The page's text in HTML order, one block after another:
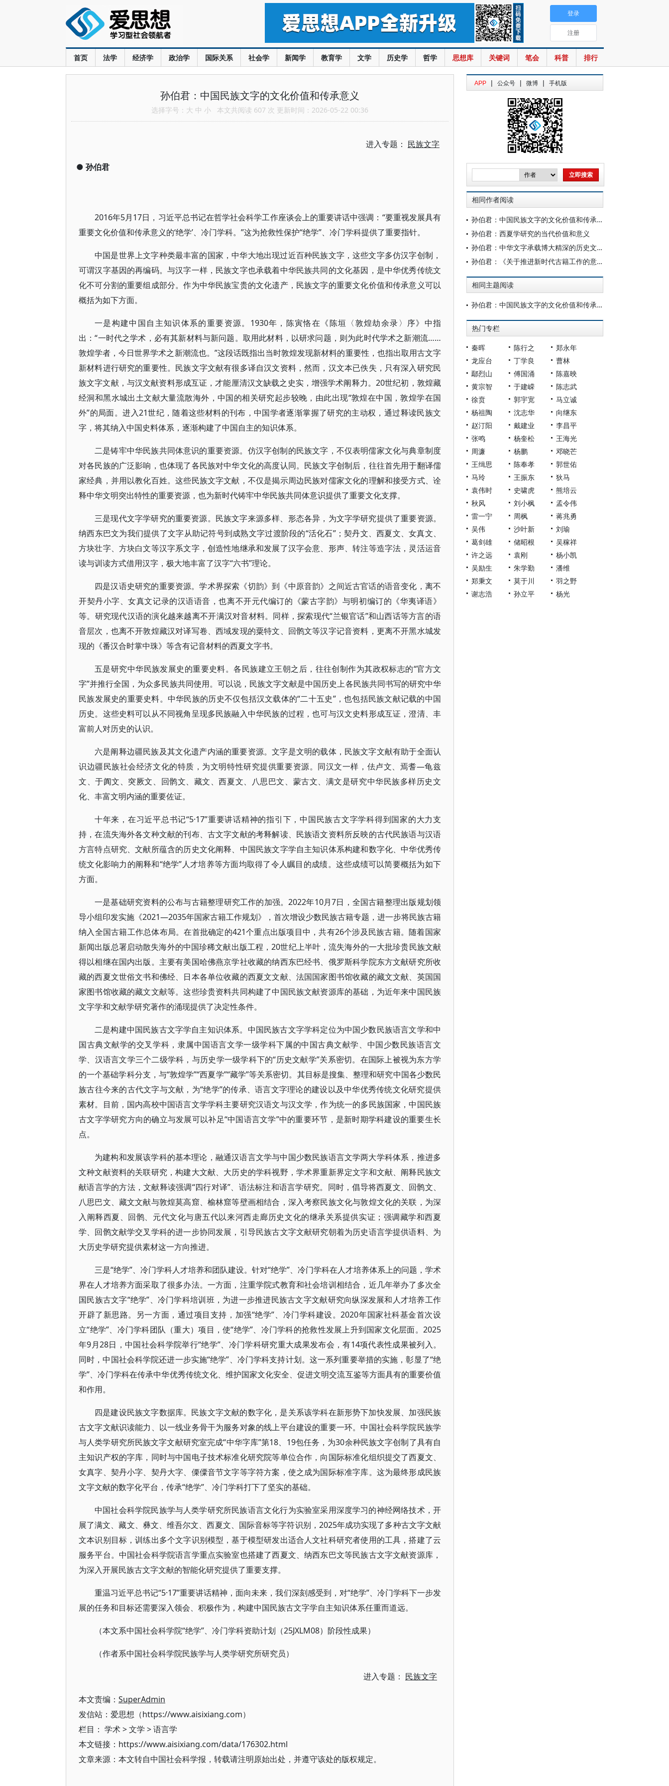
首页 法学 经济学 政治学 国际关系 社会学 新闻学 教育学 文学 历史学 哲学 思想库 关键词 笔会 科普 排行
登录
注册
孙伯君：中国民族文字的文化价值和传承意义
选择字号： 大 中 小 本文共阅读 607 次 更新时间：2026-05-22 00:36
进入专题： 民族文字
● 孙伯君
2016年5月17日，习近平总书记在哲学社会科学工作座谈会上的重要讲话中强调：“要重视发展具有
重要文化价值和传承意义的‘绝学’、冷门学科。”这为抢救性保护“绝学”、冷门学科提供了重要指针。
中国是世界上文字种类最丰富的国家，中华大地出现过近百种民族文字，这些文字多仿汉字创制，
可谓汉字基因的再编码。与汉字一样，民族文字也承载着中华民族共同的文化基因，是中华优秀传统文
化不可分割的重要组成部分。作为中华民族宝贵的文化遗产，民族文字的重要文化价值和传承意义可以
概括为如下方面。
一是构建中国自主知识体系的重要资源。1930年，陈寅恪在《陈垣〈敦煌劫余录〉序》中指
出：“一时代之学术，必有其新材料与新问题。取用此材料，以研求问题，则为此时代学术之新潮流……
敦煌学者，今日世界学术之新潮流也。”这段话既指出当时敦煌发现新材料的重要性，也指出取用古文字
新材料进行研究的重要性。民族文字文献有很多译自汉文资料，然而，汉文本已佚失，只有深入研究民
族文字文献，与汉文献资料形成互证，才能厘清汉文缺载之史实，增强学术阐释力。20世纪初，敦煌藏
经洞和黑水城出土文献大量流散海外，中国的相关研究起步较晚，由此出现“敦煌在中国，敦煌学在国
外”的局面。进入21世纪，随着这些材料的刊布，中国学者逐渐掌握了研究的主动权，通过释读民族文
字，将其纳入中国史料体系，逐渐构建了中国自主的知识体系。
二是铸牢中华民族共同体意识的重要资源。仿汉字创制的民族文字，不仅表明儒家文化与典章制度
对各民族的广泛影响，也体现了各民族对中华文化的高度认同。民族文字创制后，往往首先用于翻译儒
家经典，并用以教化百姓。这些民族文字文献，不仅是揭示周边民族对儒家文化的理解和接受方式、诠
释中华文明突出特性的重要资源，也为新时代铸牢中华民族共同体意识提供了重要文化支撑。
三是现代文字学研究的重要资源。民族文字来源多样、形态各异，为文字学研究提供了重要资源。
纳西东巴文为我们提供了文字从助记符号到成熟文字过渡阶段的“活化石”；契丹文、西夏文、女真文、
方块壮字、方块白文等汉字系文字，创造性地继承和发展了汉字会意、形声、转注等造字法，灵活运音
读与训读方式借用汉字，极大地丰富了汉字“六书”理论。
四是汉语史研究的重要资源。学术界探索《切韵》到《中原音韵》之间近古官话的语音变化，离不
开契丹小字、女真文记录的汉语语音，也离不开元代编订的《蒙古字韵》与明初编订的《华夷译语》
等。研究现代汉语的演化越来越离不开满汉对音材料。同样，探索现代“兰银官话”和山西话等方言的语
音层次，也离不开敦煌藏汉对译写卷、西域发现的粟特文、回鹘文等汉字记音资料，更离不开黑水城发
现的《番汉合时掌中珠》等含有记音材料的西夏文字书。
五是研究中华民族发展史的重要史料。各民族建立王朝之后，往往创制作为其政权标志的“官方文
字”并推行全国，为众多民族共同使用。可以说，民族文字文献是中国历史上各民族共同书写的研究中华
民族发展史的重要史料。中华民族的历史不仅包括汉文载体的“二十五史”，也包括民族文献记载的中国
历史。这些史料可以从不同视角呈现多民族融入中华民族的过程，也可与汉文史料形成互证，澄清、丰
富前人对历史的认识。
六是阐释边疆民族及其文化遗产内涵的重要资源。文字是文明的载体，民族文字文献有助于全面认
识边疆民族社会经济文化的特质，为文明特性研究提供重要资源。同汉文一样，佉卢文、焉耆—龟兹
文、于阗文、突厥文、回鹘文、藏文、西夏文、八思巴文、蒙古文、满文是研究中华民族多样历史文
化、丰富文明内涵的重要佐证。
十年来，在习近平总书记“5·17”重要讲话精神的指引下，中国民族古文字学科得到国家的大力支
持，在流失海外各文种文献的刊布、古文字文献的考释解读、民族语文资料所反映的古代民族语与汉语
方言特点研究、文献所蕴含的历史文化阐释、中国民族文字学自主知识体系构建和数字化、中华优秀传
统文化影响力的阐释和“绝学”人才培养等方面均取得了令人瞩目的成绩。这些成绩可以简要概括为如下
方面。
一是基础研究资料的公布与古籍整理研究工作的加强。2022年10月7日，全国古籍整理出版规划领
导小组印发实施《2021—2035年国家古籍工作规划》，首次增设少数民族古籍专题，进一步将民族古籍
纳入全国古籍工作总体布局。在首批确定的421个重点出版项目中，共有26个涉及民族古籍。随着国家
新闻出版总署启动散失海外的中国珍稀文献出版工程，20世纪上半叶，流失海外的一大批珍贵民族文献
得以相继在国内出版。主要有美国哈佛燕京学社收藏的纳西东巴经书、俄罗斯科学院东方文献研究所收
藏的西夏文世俗文书和佛经、日本各单位收藏的西夏文文献、法国国家图书馆收藏的藏文文献、英国国
家图书馆收藏的藏文文献等。这些珍贵资料共同构建了中国民族文献资源库的基础，为近年来中国民族
文字学和文献学研究著作的涌现提供了决定性条件。
二是构建中国民族古文字学自主知识体系。中国民族古文字学科定位为中国少数民族语言文学和中
国古典文献学的交叉学科，隶属中国语言文学一级学科下属的中国古典文献学、中国少数民族语言文
学、汉语言文学三个二级学科，与历史学一级学科下的“历史文献学”关系密切。在国际上被视为东方学
的一个基础学科分支，与“敦煌学”“西夏学”“藏学”等关系密切。其目标是搜集、整理和研究中国各少数民
族古往今来的古代文字与文献，为“绝学”的传承、语言文字理论的建设以及中华优秀传统文化研究提供
素材。目前，国内高校中国语言文学学科主要研究汉语文与汉文学，作为统一的多民族国家，中国民族
古文字学研究方向的确立与发展可以补足“中国语言文学”中的重要环节，是新时期学科建设的重要生长
点。
为建构和发展该学科的基本理论，融通汉语言文学与中国少数民族语言文学两大学科体系，推进多
文种文献资料的关联研究，构建大文献、大历史的学科视野，学术界重新界定文字和文献、阐释民族文
献语言学的方法，文献释读强调“四行对译”、语法标注和语言学研究。同时，倡导将西夏文、回鹘文、
八思巴文、藏文文献与敦煌莫高窟、榆林窟等壁画相结合，深入考察民族文化与敦煌文化的关联，为深
入阐释西夏、回鹘、元代文化与唐五代以来河西走廊历史文化的继承关系提供实证；强调藏学和西夏
学、回鹘文献学交叉学科的进一步协同发展，引导民族古文字文献研究朝着为历史语言学提供语料、为
大历史学研究提供素材这一方向推进。
三是“绝学”、冷门学科人才培养和团队建设。针对“绝学”、冷门学科在人才培养体系上的问题，学术
界在人才培养方面采取了很多办法。一方面，注重学院式教育和社会培训相结合，近几年举办了多次全
国民族古文字“绝学”、冷门学科培训班，为进一步推进民族古文字文献研究向纵深发展和人才培养工作
开辟了新思路。另一方面，通过项目支持，加强“绝学”、冷门学科建设。2020年国家社科基金首次设
立“绝学”、冷门学科团队（重大）项目，使“绝学”、冷门学科的抢救性发展上升到国家文化层面。2025
年9月28日，中国社会科学院举行“绝学”、冷门学科研究重大成果发布会，有14项代表性成果被列入。
同时，中国社会科学院还进一步实施“绝学”、冷门学科支持计划。这一系列重要举措的实施，彰显了“绝
学”、冷门学科在传承中华优秀传统文化、维护国家文化安全、促进文明交流互鉴等方面具有的重要价值
和作用。
四是建设民族文字数据库。民族文字文献的数字化，是关系该学科在新形势下加快发展、加强民族
古文字文献识读能力、以一线业务骨干为服务对象的线上平台建设的重要一环。中国社会科学院民族学
与人类学研究所民族文字文献研究室完成“中华字库”第18、19包任务，为30余种民族文字创制了具有自
主知识产权的字库，同时与中国电子技术标准化研究院等单位合作，向国际标准化组织提交了西夏文、
女真字、契丹小字、契丹大字、傈僳音节文字等字符方案，使之成为国际标准字库。这为最终形成民族
文字文献的数字化平台，传承“绝学”、冷门学科打下了坚实的基础。
中国社会科学院民族学与人类学研究所民族语言文化行为实验室采用深度学习的神经网络技术，开
展了满文、藏文、彝文、维吾尔文、西夏文、国际音标等字符识别，2025年成功实现了多种古文字文献
文本识别目标，训练出多个文字识别模型，基于模型研发出适合人文社科研究者使用的工具，搭建了云
服务平台。中国社会科学院语言学重点实验室也搭建了西夏文、纳西东巴文等民族古文字文献资源库，
为深入开展民族古文字文献的智能化研究提供了重要支撑。
重温习近平总书记“5·17”重要讲话精神，面向未来，我们深刻感受到，对“绝学”、冷门学科下一步发
展的任务和目标还需要深入领会、积极作为，构建中国民族古文字学自主知识体系任重而道远。
（本文系中国社会科学院“绝学”、冷门学科资助计划（25JXLM08）阶段性成果）
（作者系中国社会科学院民族学与人类学研究所研究员）
进入专题： 民族文字
本文责编： SuperAdmin
发信站：爱思想（https://www.aisixiang.com）
栏目： 学术>文学 >语言学
本文链接：https://www.aisixiang.com/data/176302.html
文章来源：本文转自中国社会科学报，转载请注明原始出处，并遵守该处的版权规定。
APP | 公众号 | 微博 | 手机版
相同作者阅读
孙伯君：中国民族文字的文化价值和传承意义
孙伯君：西夏学研究的当代价值和意义
孙伯君：中华文字承载博大精深的历史文化
孙伯君：《关于推进新时代古籍工作的意见》是指导新时代民族古籍整理研究工作的总纲领
相同主题阅读
孙伯君：中国民族文字的文化价值和传承意义
热门专栏
秦晖 陈行之
郑永年
龙应台
丁学良
曹林
鄢烈山
傅国涌
陈嘉映
黄宗智
于建嵘
陈志武
徐贲
郭宇宽
马立诚
杨祖陶
沈志华
向继东
赵汀阳
戴建业
李昌平
张鸣
杨奎松
王海光
周濂
杨鹏
邓晓芒
王缉思
陈奉孝
郭世佑
马玲
王振东
狄马
袁伟时
史啸虎
熊培云
秋风
刘小枫
孟令伟
雷一宁
周枫
蒋兆勇
吴伟
沙叶新
刘瑜
葛剑雄
储昭根
吴稼祥
许之远
袁刚
杨小凯
吴励生
朱学勤
潘维
郑秉文
莫于川
羽之野
谢志浩
孙立平 杨光